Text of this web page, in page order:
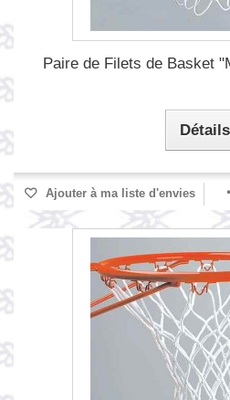
Paire de Filets de Basket
Détails
Ajouter à ma liste d'envies